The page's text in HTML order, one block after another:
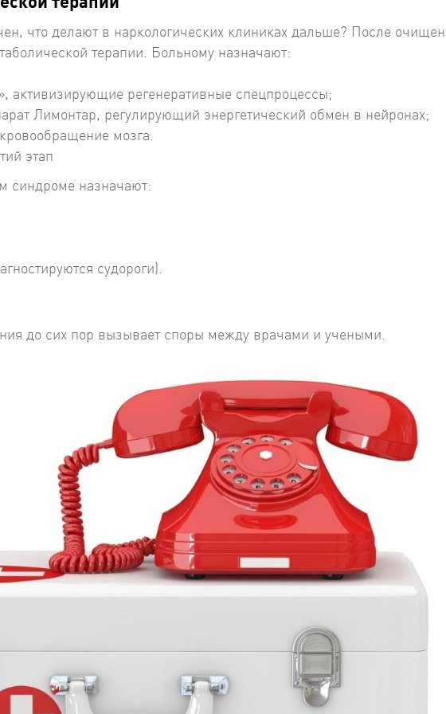
что делают в наркологических клиниках дальше? После
терапии. Больному назначают:
активизирующие регенеративные спецпроцессы;
Лимонтар, регулирующий энергетический обмен в нейронах;
мозга.
этап
синдроме назначают:
судороги).
до сих пор вызывает споры между врачами и учеными.